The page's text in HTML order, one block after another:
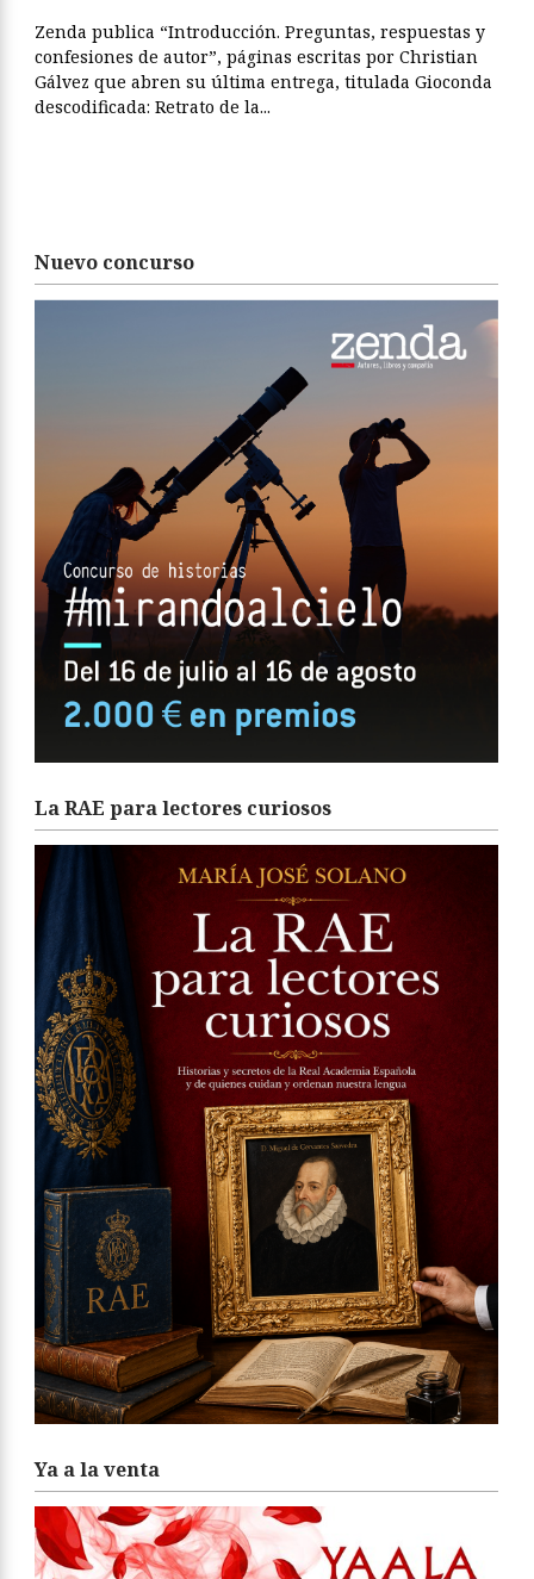
Zenda publica “Introducción. Preguntas, respuestas y
confesiones de autor”, páginas escritas por Christian
Gálvez que abren su última entrega, titulada Gioconda
descodificada: Retrato de la...
Nuevo concurso
La RAE para lectores curiosos
Ya a la venta